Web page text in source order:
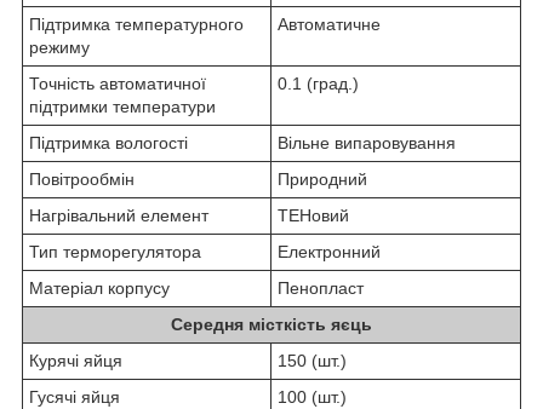
Підтримка температурного
режиму
Автоматичне
Точність автоматичної
підтримки температури
0.1 (град.)
Підтримка вологості
Вільне випаровування
Повітрообмін
Природний
Нагрівальний елемент
ТЕНовий
Тип терморегулятора
Електронний
Матеріал корпусу
Пенопласт
Середня місткість яєць
Курячі яйця
150 (шт.)
Гусячі яйця
100 (шт.)